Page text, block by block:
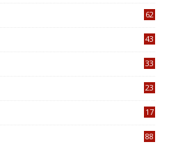
62
43
33
23
17
88